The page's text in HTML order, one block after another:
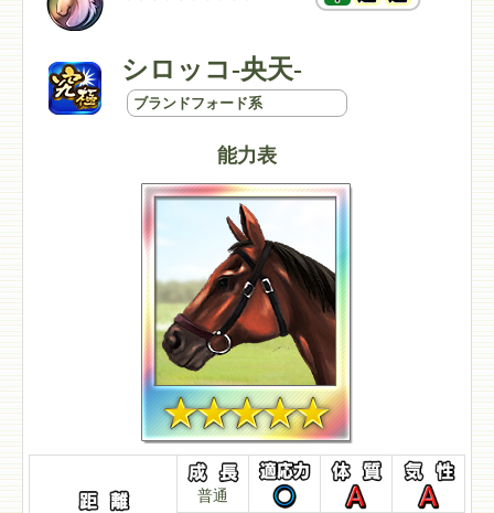
シロッコ-央天-
ブランドフォード系
能力表
普通